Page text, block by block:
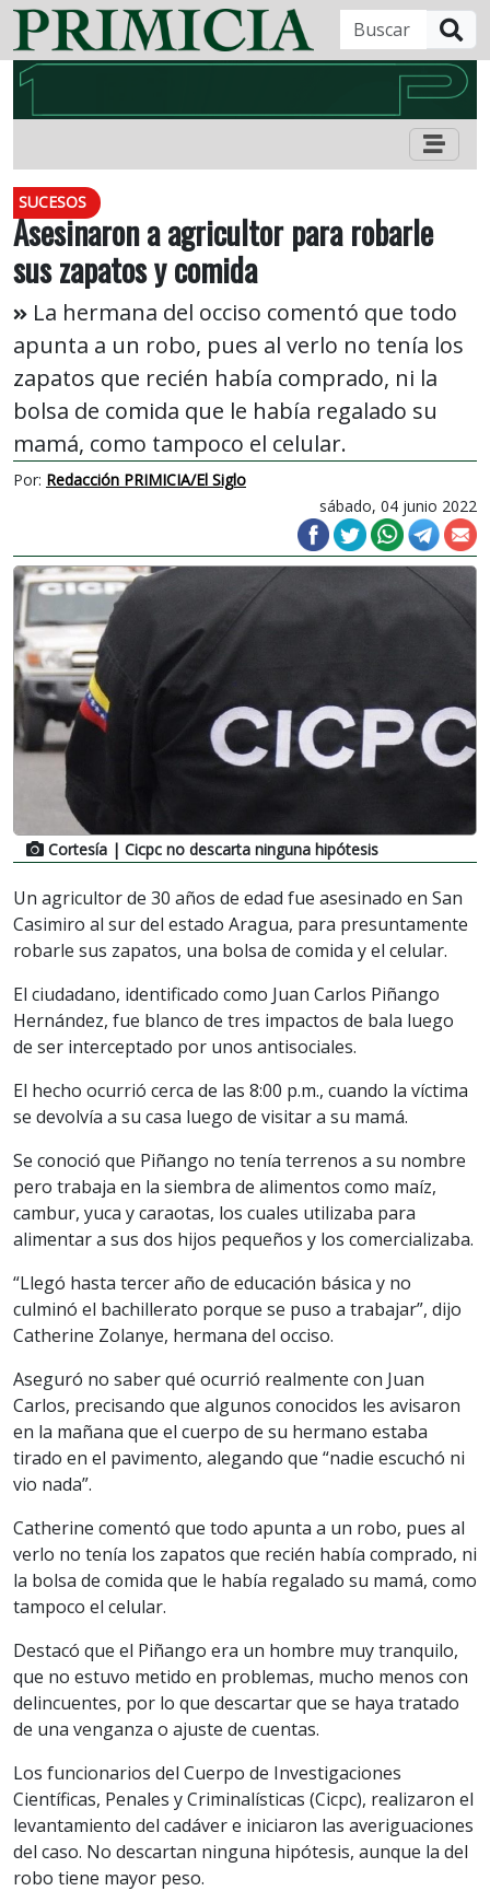
SUCESOS
Asesinaron a agricultor para robarle
sus zapatos y comida
La hermana del occiso comentó que todo
apunta a un robo, pues al verlo no tenía los
zapatos que recién había comprado, ni la
bolsa de comida que le había regalado su
mamá, como tampoco el celular.
Por: Redacción PRIMICIA/El Siglo
sábado, 04 junio 2022
Cortesía | Cicpc no descarta ninguna hipótesis
Un agricultor de 30 años de edad fue asesinado en San
Casimiro al sur del estado Aragua, para presuntamente
robarle sus zapatos, una bolsa de comida y el celular.
El ciudadano, identificado como Juan Carlos Piñango
Hernández, fue blanco de tres impactos de bala luego
de ser interceptado por unos antisociales.
El hecho ocurrió cerca de las 8:00 p.m., cuando la víctima
se devolvía a su casa luego de visitar a su mamá.
Se conoció que Piñango no tenía terrenos a su nombre
pero trabaja en la siembra de alimentos como maíz,
cambur, yuca y caraotas, los cuales utilizaba para
alimentar a sus dos hijos pequeños y los comercializaba.
“Llegó hasta tercer año de educación básica y no
culminó el bachillerato porque se puso a trabajar”, dijo
Catherine Zolanye, hermana del occiso.
Aseguró no saber qué ocurrió realmente con Juan
Carlos, precisando que algunos conocidos les avisaron
en la mañana que el cuerpo de su hermano estaba
tirado en el pavimento, alegando que “nadie escuchó ni
vio nada”.
Catherine comentó que todo apunta a un robo, pues al
verlo no tenía los zapatos que recién había comprado, ni
la bolsa de comida que le había regalado su mamá, como
tampoco el celular.
Destacó que el Piñango era un hombre muy tranquilo,
que no estuvo metido en problemas, mucho menos con
delincuentes, por lo que descartar que se haya tratado
de una venganza o ajuste de cuentas.
Los funcionarios del Cuerpo de Investigaciones
Científicas, Penales y Criminalísticas (Cicpc), realizaron el
levantamiento del cadáver e iniciaron las averiguaciones
del caso. No descartan ninguna hipótesis, aunque la del
robo tiene mayor peso.